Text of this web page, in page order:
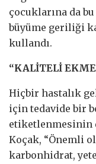
çocuklarına da
büyüme geriliği
kullandı.
“KALİTELİ
Hiçbir hastalık
için tedavide bir
etiketlenmesinin
Koçak, “Önemli
karbonhidrat,